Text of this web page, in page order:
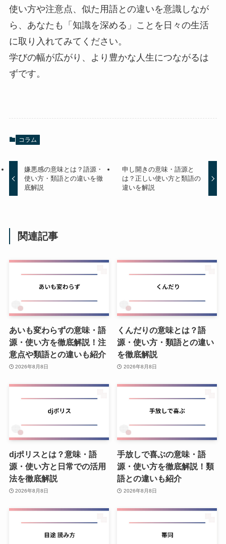
使い方や注意点、似た用語との違いを意識しなが
ら、あなたも「知識を深める」ことを日々の生活
に取り入れてみてください。
学びの幅が広がり、より豊かな人生につながるは
ずです。
コラム
嫌悪感の意味とは？語源・
使い方・類語との違いを徹
底解説
申し開きの意味・語源と
は？正しい使い方と類語の
違いを解説
関連記事
あいも変わらずの意味・語
源・使い方を徹底解説！注
意点や類語との違いも紹介
2026年8月8日
くんだりの意味とは？語
源・使い方・類語との違い
を徹底解説
2026年8月8日
djポリスとは？意味・語
源・使い方と日常での活用
法を徹底解説
2026年8月8日
手放しで喜ぶの意味・語
源・使い方を徹底解説！類
語との違いも紹介
2026年8月8日